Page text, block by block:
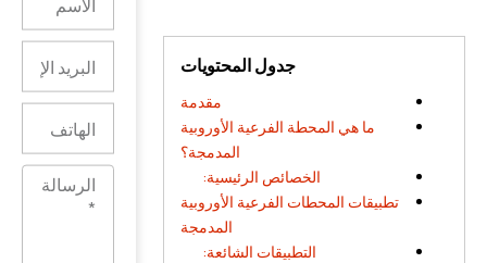
جدول المحتويات
مقدمة
ما هي المحطة الفرعية الأوروبية
المدمجة؟
الخصائص الرئيسية:
تطبيقات المحطات الفرعية الأوروبية
المدمجة
التطبيقات الشائعة:
الإلكتروني
الرسالة